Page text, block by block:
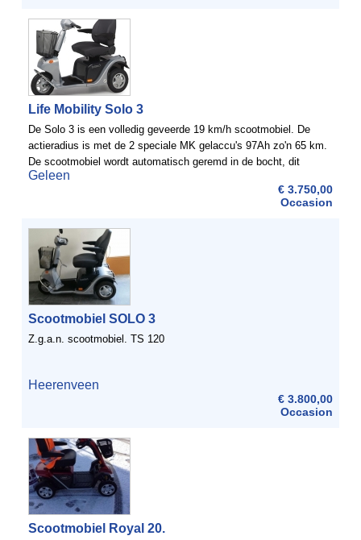
Life Mobility Solo 3
De Solo 3 is een volledig geveerde 19 km/h scootmobiel. De
actieradius is met de 2 speciale MK gelaccu's 97Ah zo'n 65 km.
De scootmobiel wordt automatisch geremd in de bocht, dit
vergroot de rij veiligheid. De beroemde en ...
Geleen
€ 3.750,00
Occasion
Scootmobiel SOLO 3
Z.g.a.n. scootmobiel. TS 120
Heerenveen
€ 3.800,00
Occasion
Scootmobiel Royal 20.